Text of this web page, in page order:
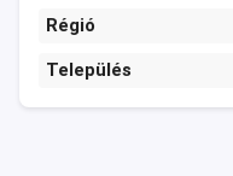
Régió
Település